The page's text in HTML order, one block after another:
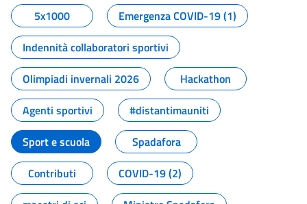
5x1000
Emergenza COVID-19 (1)
Indennità collaboratori sportivi
Olimpiadi invernali 2026
Hackathon
Agenti sportivi
#distantimauniti
Sport e scuola
Spadafora
Contributi
COVID-19 (2)